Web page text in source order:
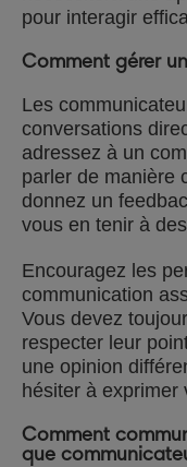
pour interagir
Comment gérer
Les
conversations
adressez à un
parler de manière
donnez un
vous en tenir à
Encouragez les
communication
Vous devez
respecter leur
une opinion
hésiter à exprimer
Comment
que